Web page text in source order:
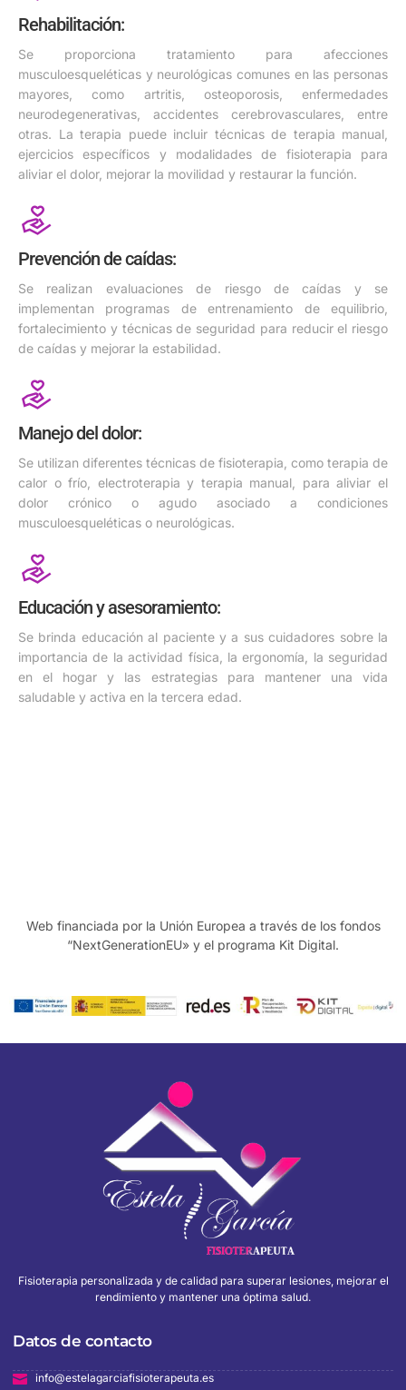
Rehabilitación:
Se proporciona tratamiento para afecciones
musculoesqueléticas y neurológicas comunes en las personas
mayores, como artritis, osteoporosis, enfermedades
neurodegenerativas, accidentes cerebrovasculares, entre
otras. La terapia puede incluir técnicas de terapia manual,
ejercicios específicos y modalidades de fisioterapia para
aliviar el dolor, mejorar la movilidad y restaurar la función.
Prevención de caídas:
Se realizan evaluaciones de riesgo de caídas y se
implementan programas de entrenamiento de equilibrio,
fortalecimiento y técnicas de seguridad para reducir el riesgo
de caídas y mejorar la estabilidad.
Manejo del dolor:
Se utilizan diferentes técnicas de fisioterapia, como terapia de
calor o frío, electroterapia y terapia manual, para aliviar el
dolor crónico o agudo asociado a condiciones
musculoesqueléticas o neurológicas.
Educación y asesoramiento:
Se brinda educación al paciente y a sus cuidadores sobre la
importancia de la actividad física, la ergonomía, la seguridad
en el hogar y las estrategias para mantener una vida
saludable y activa en la tercera edad.
Web financiada por la Unión Europea a través de los fondos
“NextGenerationEU» y el programa Kit Digital.
Fisioterapia personalizada y de calidad para superar lesiones, mejorar el
rendimiento y mantener una óptima salud.
Datos de contacto
info@estelagarciafisioterapeuta.es